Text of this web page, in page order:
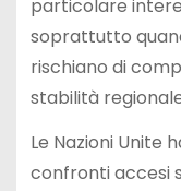
particolare
soprattutto
rischiano di
stabilità
Le Nazioni Unite
confronti accesi